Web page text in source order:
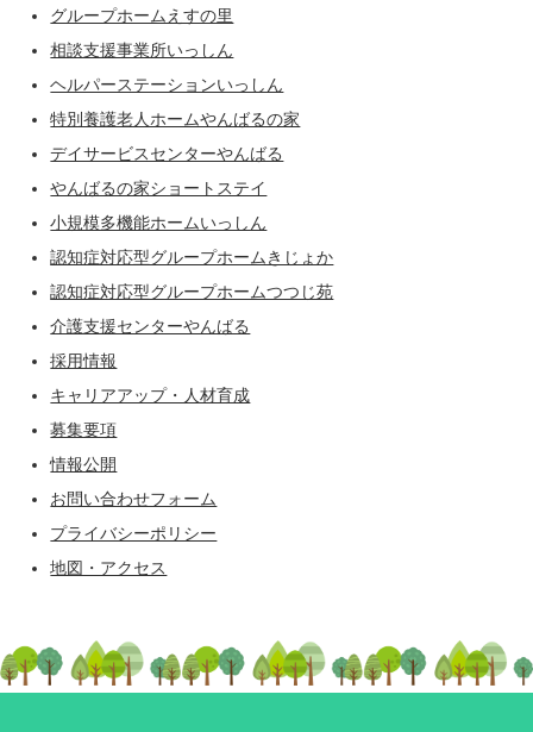
グループホームえすの里
相談支援事業所いっしん
ヘルパーステーションいっしん
特別養護老人ホームやんばるの家
デイサービスセンターやんばる
やんばるの家ショートステイ
小規模多機能ホームいっしん
認知症対応型グループホームきじょか
認知症対応型グループホームつつじ苑
介護支援センターやんばる
採用情報
キャリアアップ・人材育成
募集要項
情報公開
お問い合わせフォーム
プライバシーポリシー
地図・アクセス